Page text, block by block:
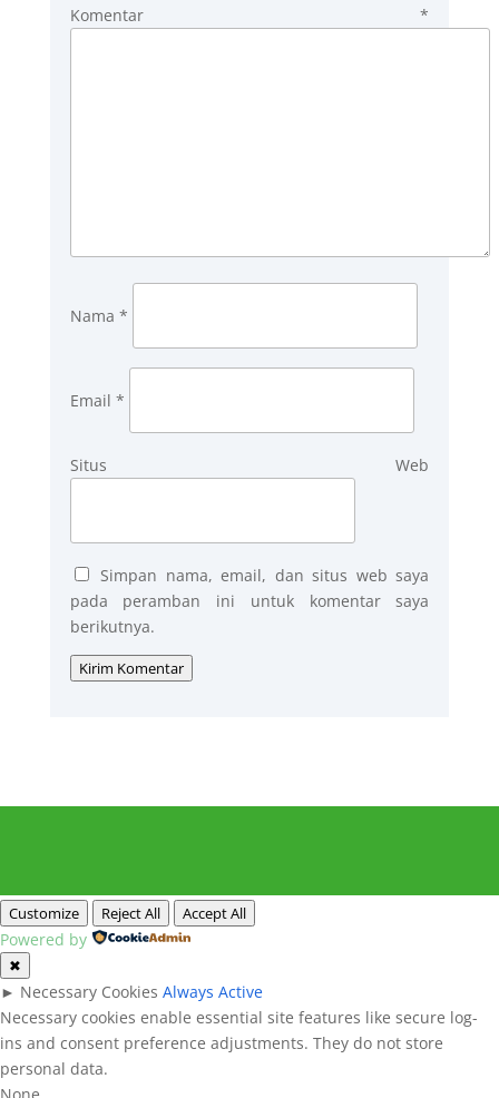
Komentar*
Nama *
Email *
Situs Web
Simpan nama, email, dan situs web saya
pada peramban ini untuk komentar saya
berikutnya.
Kirim Komentar
Customize Reject All Accept All
Powered by
✖
► Necessary Cookies Always Active
Necessary cookies enable essential site features like secure log-
ins and consent preference adjustments. They do not store
personal data.